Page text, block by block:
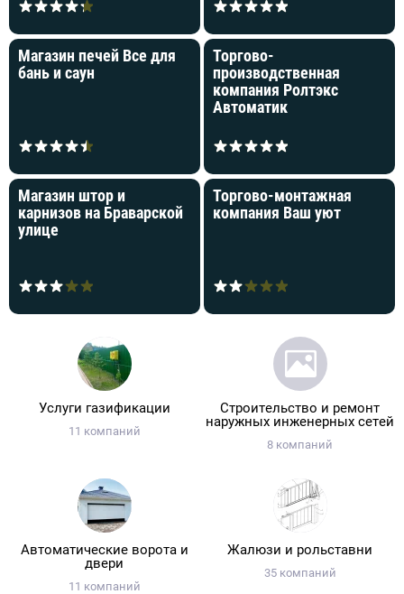
Магазин печей Все для
бань и саун
Торгово-
производственная
компания Ролтэкс
Автоматик
Магазин штор и
карнизов на Браварской
улице
Торгово-монтажная
компания Ваш уют
Услуги газификации
11 компаний
Строительство и ремонт
наружных инженерных сетей
8 компаний
Автоматические ворота и
двери
11 компаний
Жалюзи и рольставни
35 компаний